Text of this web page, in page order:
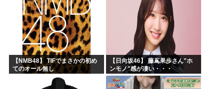
【NMB48】 TIFでまさかの初め
てのオール無し
【日向坂46】 藤嶌果歩さん"ホ
ンモノ"感が凄い・・・